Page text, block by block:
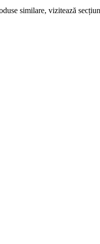
similare, vizitează